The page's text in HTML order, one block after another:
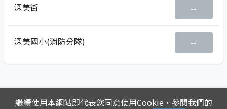
深美街 --
深美國小(消防分隊) --
繼續使用本網站即代表您同意使用Cookie，參閱我們的